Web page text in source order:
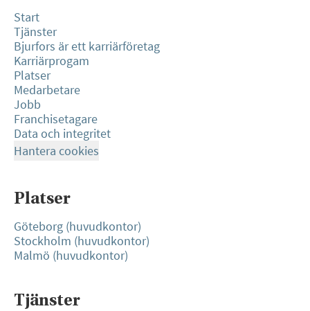
Start
Tjänster
Bjurfors är ett karriärföretag
Karriärprogam
Platser
Medarbetare
Jobb
Franchisetagare
Data och integritet
Hantera cookies
Platser
Göteborg (huvudkontor)
Stockholm (huvudkontor)
Malmö (huvudkontor)
Tjänster